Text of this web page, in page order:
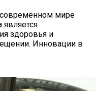
современном мире
здоровья и
Инновации в